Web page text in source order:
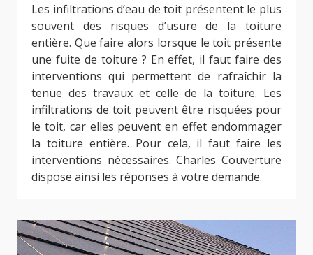
Les infiltrations d’eau de toit présentent le plus
souvent des risques d’usure de la toiture
entière. Que faire alors lorsque le toit présente
une fuite de toiture ? En effet, il faut faire des
interventions qui permettent de rafraîchir la
tenue des travaux et celle de la toiture. Les
infiltrations de toit peuvent être risquées pour
le toit, car elles peuvent en effet endommager
la toiture entière. Pour cela, il faut faire les
interventions nécessaires. Charles Couverture
dispose ainsi les réponses à votre demande.